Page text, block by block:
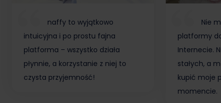
naffy to wyjątkowo
intuicyjna i po prostu fajna
platforma – wszystko działa
płynnie, a korzystanie z niej to
czysta przyjemność!
Nie
platformy
Internecie.
stałych, a
kupić moje
momencie.